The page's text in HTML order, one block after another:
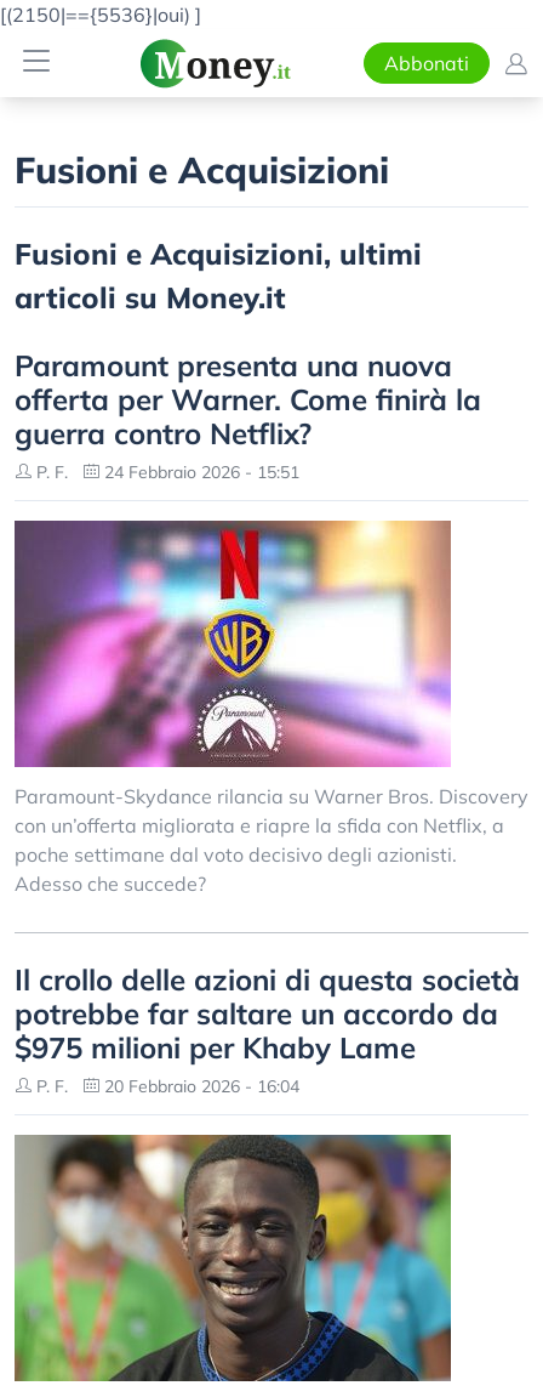
[(2150|=={5536}|oui) ]
Abbonati
Fusioni e Acquisizioni
Fusioni e Acquisizioni, ultimi
articoli su Money.it
Paramount presenta una nuova
offerta per Warner. Come finirà la
guerra contro Netflix?
P. F. 24 Febbraio 2026 - 15:51
Paramount-Skydance rilancia su Warner Bros. Discovery
con un’offerta migliorata e riapre la sfida con Netflix, a
poche settimane dal voto decisivo degli azionisti.
Adesso che succede?
Il crollo delle azioni di questa società
potrebbe far saltare un accordo da
$975 milioni per Khaby Lame
P. F. 20 Febbraio 2026 - 16:04